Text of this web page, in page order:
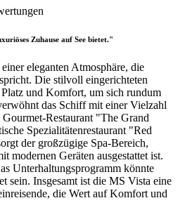
Zuhause auf See bietet."
eleganten Atmosphäre, die
Die stilvoll eingerichteten
und Komfort, um sich rundum
das Schiff mit einer Vielzahl
Gourmet-Restaurant "The Grand
Spezialitätenrestaurant "Red
der großzügige Spa-Bereich,
modernen Geräten ausgestattet ist.
Unterhaltungsprogramm könnte
sein. Insgesamt ist die MS Vista eine
die Wert auf Komfort und